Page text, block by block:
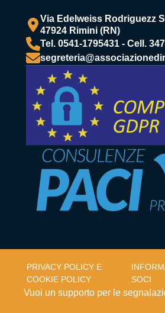
Via Edelweiss Rodriguezz
47924 Rimini (RN)
Tel. 0541-1795431 - Cell.
PRIVACY POLICY E
COOKIE POLICY
SOCI
Vuoi un supporto per le